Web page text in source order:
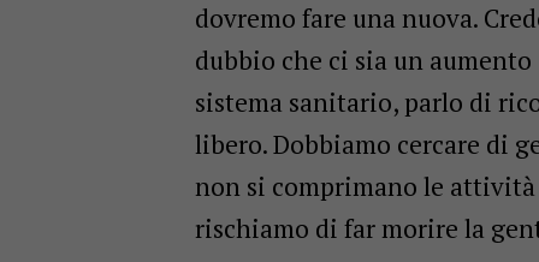
dovremo fare una nuova.
dubbio che ci sia un
sistema sanitario, parlo di
libero. Dobbiamo cercare di
non si comprimano le
rischiamo di far morire la